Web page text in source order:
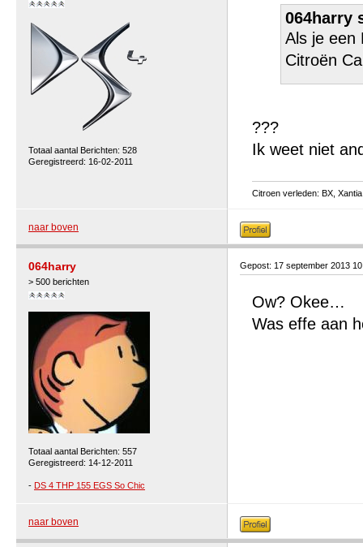
Totaal aantal Berichten: 528
Geregistreerd: 16-02-2011
064harry
Als je een
Citroën
???
Ik weet niet
Citroen verleden: BX,
naar boven
064harry
> 500 berichten
Totaal aantal Berichten: 557
Geregistreerd: 14-12-2011
- DS 4 THP 155 EGS So Chic
Gepost: 17 september 2013
Ow? Okee…
Was effe aan
naar boven